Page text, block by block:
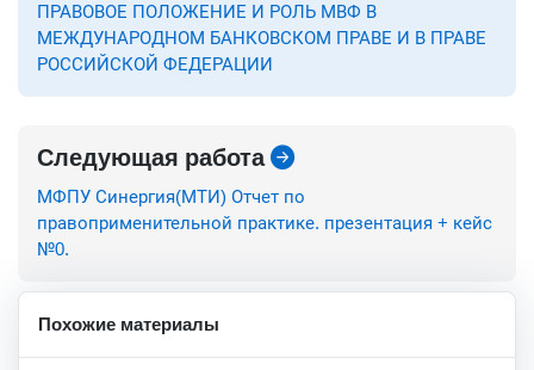
ПРАВОВОЕ ПОЛОЖЕНИЕ И РОЛЬ МВФ В
МЕЖДУНАРОДНОМ БАНКОВСКОМ ПРАВЕ И В ПРАВЕ
РОССИЙСКОЙ ФЕДЕРАЦИИ
Следующая работа
МФПУ Синергия(МТИ) Отчет по
правоприменительной практике. презентация + кейс
№0.
Похожие материалы